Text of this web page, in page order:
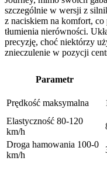
szczególnie w wersji z
z naciskiem na komfort, co
tłumienia nierówności.
precyzję, choć niektórzy
znieczulenie w pozycji
Parametr
Prędkość maksymalna
Elastyczność 80-120
km/h
Droga hamowania 100-0
km/h